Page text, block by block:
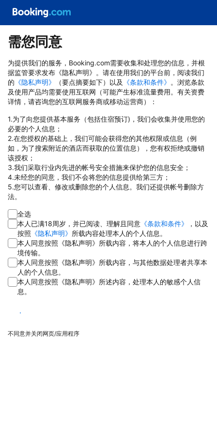
需您同意
为提供我们的服务，Booking.com需要收集和处理您的信息，并根
据监管要求发布《隐私声明》。请在使用我们的平台前，阅读我们
的 《隐私声明》 （要点摘要如下）以及 《条款和条件》 。浏览条款
及使用产品均需要使用互联网（可能产生标准流量费用。有关资费
详情，请咨询您的互联网服务商或移动运营商）：
1.为了向您提供基本服务（包括住宿预订)，我们会收集并使用您的
必要的个人信息；
2.在您授权的基础上，我们可能会获得您的其他权限或信息（例
如，为了搜索附近的酒店而获取的位置信息），您有权拒绝或撤销
该授权；
3.我们采取行业内先进的帐号安全措施来保护您的信息安全；
4.未经您的同意，我们不会将您的信息提供给第三方；
5.您可以查看、修改或删除您的个人信息。我们还提供帐号删除方
法。
全选
本人已满18周岁，并已阅读、理解且同意 《条款和条件》
，以及
按照 《隐私声明》 所载内容处理本人的个人信息。
本人同意按照《隐私声明》所载内容，将本人的个人信息进行跨
境传输。
本人同意按照《隐私声明》所载内容，与其他数据处理者共享本
人的个人信息。
本人同意按照《隐私声明》所述内容，处理本人的敏感个人信
息。
同意
不同意并关闭网页/应用程序